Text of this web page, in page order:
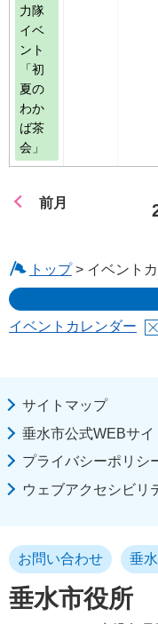
力隊
イベ
ント
「初
夏の
わか
ば茶
会」
前月
トップ> イベント
イベントカレンダー
サイトマップ
垂水市公式WEBサイ
プライバシーポリシ
ウェブアクセシビリ
垂水市役所
お問い合わせ 垂